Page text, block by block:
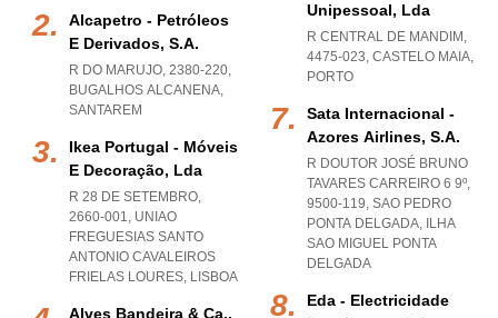
Alcapetro - Petróleos
E Derivados, S.a.
R DO MARUJO, 2380-220,
BUGALHOS ALCANENA,
SANTAREM
Ikea Portugal - Móveis
E Decoração, Lda
R 28 DE SETEMBRO,
2660-001, UNIAO
FREGUESIAS SANTO
ANTONIO CAVALEIROS
FRIELAS LOURES, LISBOA
Alves Bandeira & Ca.,
Unipessoal, Lda
R CENTRAL DE MANDIM,
4475-023, CASTELO MAIA,
PORTO
Sata Internacional -
Azores Airlines, S.a.
R DOUTOR JOSÉ BRUNO
TAVARES CARREIRO 6 9º,
9500-119, SAO PEDRO
PONTA DELGADA, ILHA
SAO MIGUEL PONTA
DELGADA
Eda - Electricidade